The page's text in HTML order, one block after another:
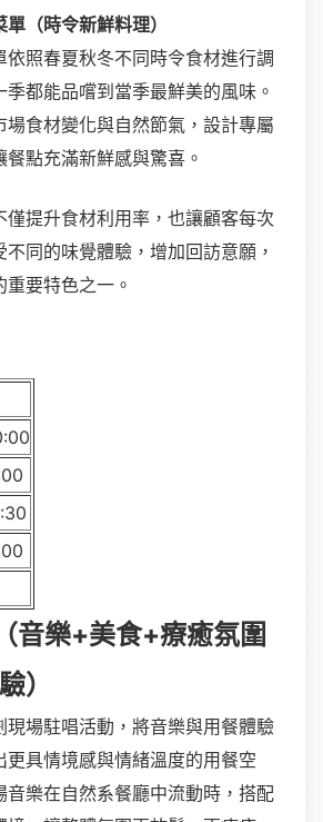
（時令新鮮料理）
依照春夏秋冬不同時令食材進行調
季都能品嚐到當季最鮮美的風味。
場食材變化與自然節氣，設計專屬
餐點充滿新鮮感與驚喜。
僅提升食材利用率，也讓顧客每次
同的味覺體驗，增加回訪意願，
要特色之一。
音樂+美食+療癒氛圍
）
現場駐唱活動，將音樂與用餐體驗
更具情境感與情緒溫度的用餐空
音樂在自然系餐廳中流動時，搭配